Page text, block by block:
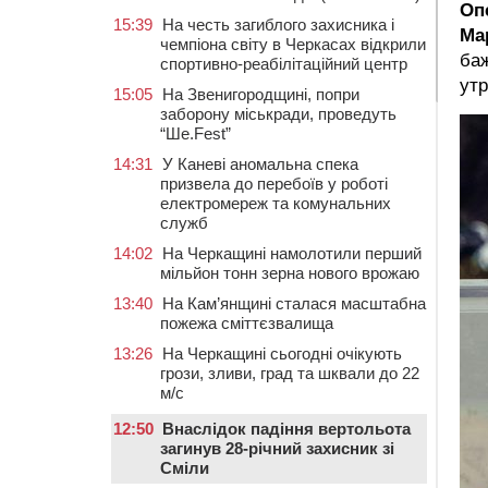
15:39 На честь загиблого захисника і
чемпіона світу в Черкасах відкрили
спортивно-реабілітаційний центр
15:05 На Звенигородщині, попри
заборону міськради, проведуть
“Ше.Fest”
14:31 У Каневі аномальна спека
призвела до перебоїв у роботі
електромереж та комунальних
служб
14:02 На Черкащині намолотили перший
мільйон тонн зерна нового врожаю
13:40 На Кам’янщині сталася масштабна
пожежа сміттєзвалища
13:26 На Черкащині сьогодні очікують
грози, зливи, град та шквали до 22
м/с
12:50 Внаслідок падіння вертольота
загинув 28-річний захисник зі
Сміли